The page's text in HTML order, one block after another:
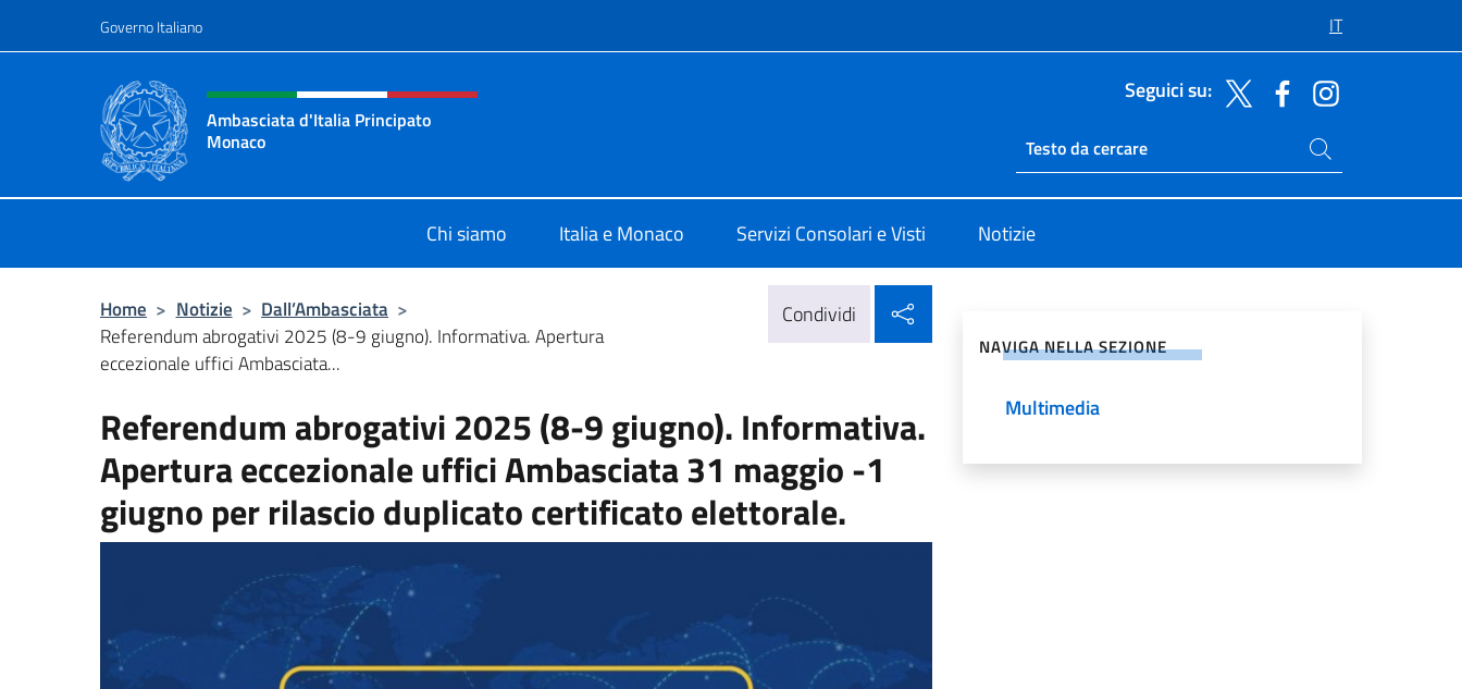
Governo Italiano IT
Intestazione sito, social e menù
Ambasciata d'Italia Principato
Monaco
Seguici su:
Ricerca sito live
Cerca nel sito
Chi siamo Italia e Monaco Servizi Consolari e Visti Notizie
Home > Notizie > Dall’Ambasciata >
Referendum abrogativi 2025 (8-9 giugno). Informativa. Apertura
eccezionale uffici Ambasciata...
Condividi
Referendum abrogativi 2025 (8-9 giugno). Informativa.
Apertura eccezionale uffici Ambasciata 31 maggio -1
giugno per rilascio duplicato certificato elettorale.
NAVIGA NELLA SEZIONE
Multimedia